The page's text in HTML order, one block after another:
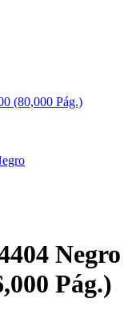
(80,000 Pág.)
Negro
Pág.)